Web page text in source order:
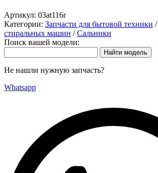
Артикул: 03at116r
Категории: Запчасти для бытовой техники /
стиральных машин /Сальники
Поиск вашей модели:
Не нашли нужную запчасть?
Whatsapp